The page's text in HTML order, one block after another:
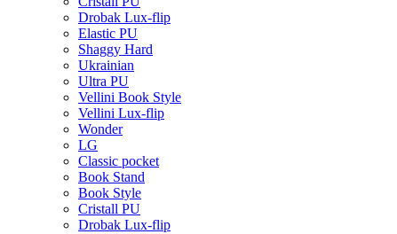
Drobak Lux-flip
Elastic PU
Shaggy Hard
Ukrainian
Ultra PU
Vellini Book Style
Vellini Lux-flip
Wonder
LG
Classic pocket
Book Stand
Book Style
Cristall PU
Drobak Lux-flip